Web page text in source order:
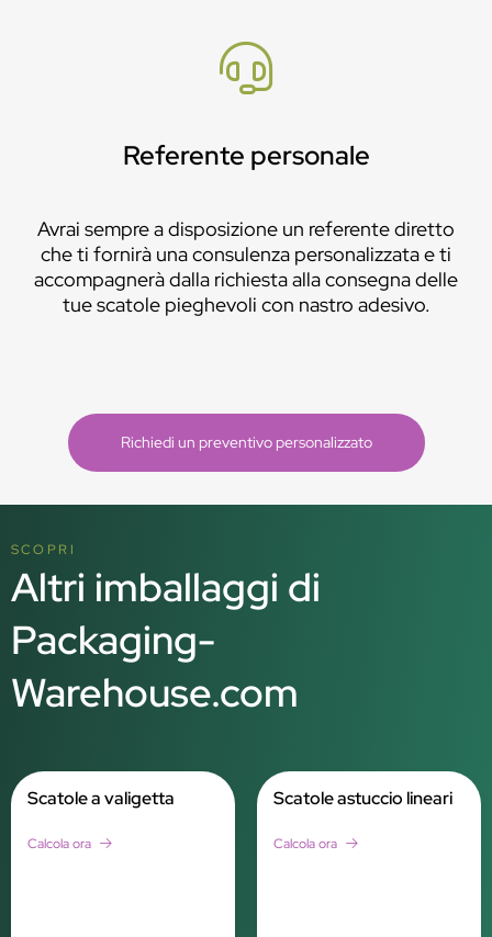
Referente personale
Avrai sempre a disposizione un referente diretto
che ti fornirà una consulenza personalizzata e ti
accompagnerà dalla richiesta alla consegna delle
tue scatole pieghevoli con nastro adesivo.
Richiedi un preventivo personalizzato
SCOPRI
Altri imballaggi di
Packaging-
Warehouse.com
Scatole a valigetta
Calcola ora
Scatole astuccio lineari
Calcola ora